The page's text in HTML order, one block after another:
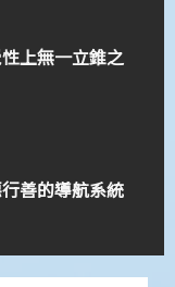
Water
上無一立錐之
善的導航系統